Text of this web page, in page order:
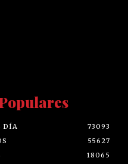
DÍA
73093
55627
18065